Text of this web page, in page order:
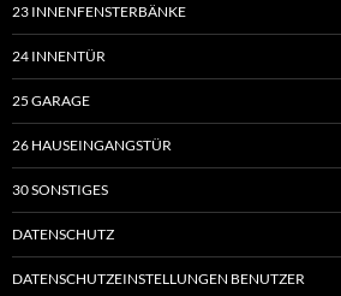
23 INNENFENSTERBÄNKE
24 INNENTÜR
25 GARAGE
26 HAUSEINGANGSTÜR
30 SONSTIGES
DATENSCHUTZ
DATENSCHUTZEINSTELLUNGEN BENUTZER